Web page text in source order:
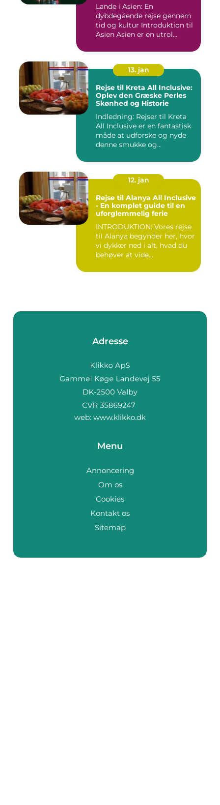
Lande i Asien: En
dybdegående rejse gennem
tid og kultur Introduktion til
Asien Asien er en utrol...
13. jan
Rejse til Kreta All Inclusive:
Oplev den Græske Perles
Skønhed og Historie
Indledning: Rejser til Kreta
All Inclusive er en fantastisk
måde at udforske og nyde
denne smukke og...
12. jan
Rejse til Alanya All Inclusive
- En komplet guide til en
uforglemmelig ferie
INTRODUKTION: Vores rejse
til Alanya begynder her, hvor
vi dykker ned i alt, hvad du
behøver at vide...
Adresse
web: www.klikko.dk
Menu
Annoncering
Om os
Cookies
Kontakt os
Sitemap